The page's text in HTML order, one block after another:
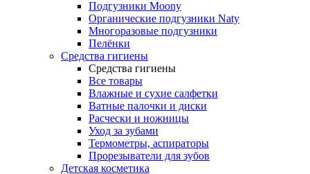
Подгузники Moony
Органические подгузники Naty
Многоразовые подгузники
Пелёнки
Средства гигиены
Средства гигиены
Все товары
Влажные и сухие салфетки
Ватные палочки и диски
Расчески и ножницы
Уход за зубами
Термометры, аспираторы
Прорезыватели для зубов
Детская косметика